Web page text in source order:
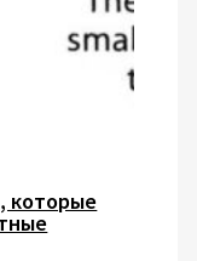
которые